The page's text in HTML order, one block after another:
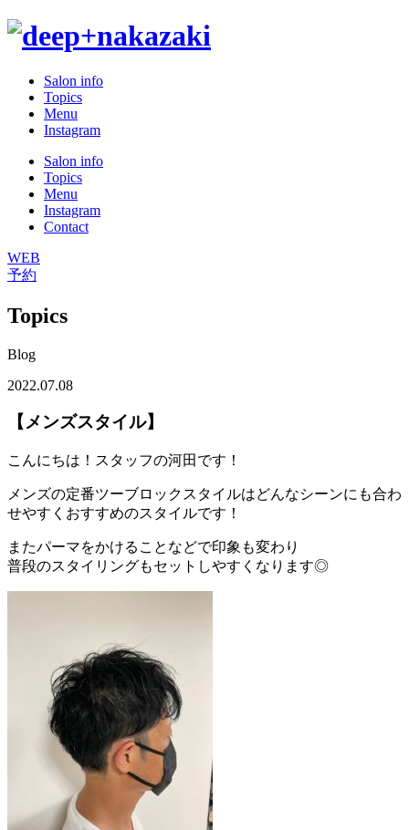
Salon info
Topics
Menu
Instagram
Salon info
Topics
Menu
Instagram
Contact
WEB
予約
Topics
Blog
2022.07.08
【メンズスタイル】
こんにちは！スタッフの河田です！
メンズの定番ツーブロックスタイルはどんなシーンにも合わ
せやすくおすすめのスタイルです！
またパーマをかけることなどで印象も変わり
普段のスタイリングもセットしやすくなります◎